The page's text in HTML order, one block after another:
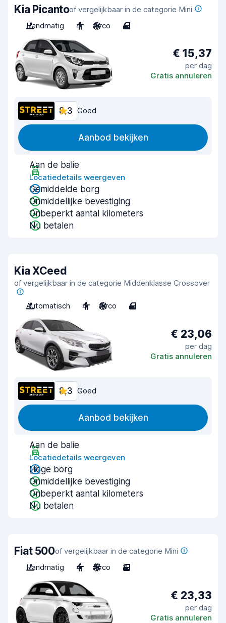
Kia Picantoof vergelijkbaar in de categorie Mini
Handmatig
4 Airco 4
€ 15,37
per dag
Gratis annuleren
8,3 Goed
Aanbod bekijken
Aan de balie
Locatiedetails weergeven
Gemiddelde borg
Onmiddellijke bevestiging
Onbeperkt aantal kilometers
Nu betalen
Kia XCeed
of vergelijkbaar in de categorie Middenklasse Crossover
Automatisch 4 Airco 4
€ 23,06
per dag
Gratis annuleren
8,3 Goed
Aanbod bekijken
Aan de balie
Locatiedetails weergeven
Hoge borg
Onmiddellijke bevestiging
Onbeperkt aantal kilometers
Nu betalen
Fiat 500of vergelijkbaar in de categorie Mini
Handmatig
4 Airco 3
€ 23,33
per dag
Gratis annuleren